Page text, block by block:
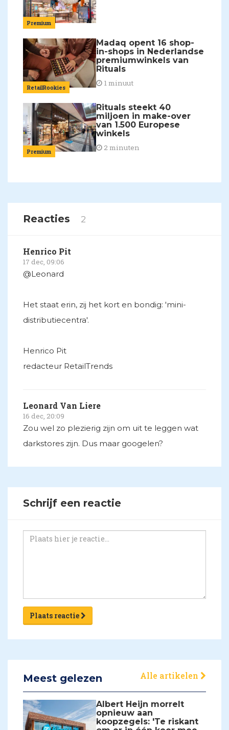
Premium
RetailRookies
Madaq opent 16 shop-
in-shops in Nederlandse
premiumwinkels van
Rituals
1 minuut
Premium
Rituals steekt 40
miljoen in make-over
van 1.500 Europese
winkels
2 minuten
Reacties 2
Henrico Pit
17 dec, 09:06
@Leonard
Het staat erin, zij het kort en bondig: 'mini-
distributiecentra'.
Henrico Pit
redacteur RetailTrends
Leonard Van Liere
16 dec, 20:09
Zou wel zo plezierig zijn om uit te leggen wat
darkstores zijn. Dus maar googelen?
Schrijf een reactie
Plaats reactie
Meest gelezen Alle artikelen
Albert Heijn morrelt
opnieuw aan
koopzegels: 'Te riskant